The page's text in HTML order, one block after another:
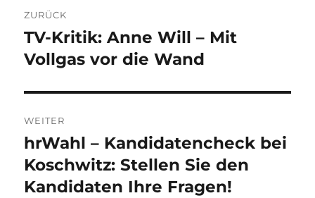
ZURÜCK
Vorheriger
Beitrag:
TV-Kritik: Anne Will – Mit
Vollgas vor die Wand
WEITER
Nächster
Beitrag:
hrWahl – Kandidatencheck bei
Koschwitz: Stellen Sie den
Kandidaten Ihre Fragen!